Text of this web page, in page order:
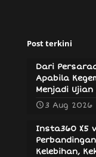
Post terkini
Dari
Apabila
Menjadi
3 Aug 2026
Insta360 X5
Kelebihan,